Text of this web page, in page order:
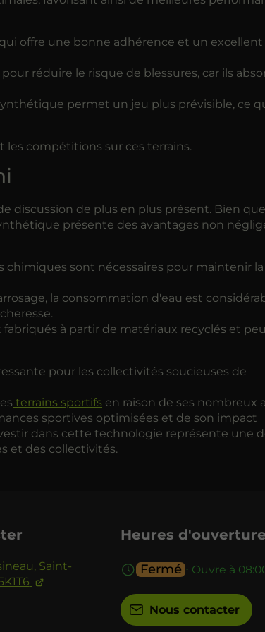
offre une bonne adhérence et un
réduire le risque de blessures, car ils
permet un jeu plus prévisible, ce
les compétitions sur ces terrains.
de plus en plus présent. Bien
présente des avantages non
chimiques sont nécessaires pour maintenir la
la consommation d'eau est
à partir de matériaux recyclés et
pour les collectivités soucieuses de
terrains sportifs en raison de ses nombreux
sportives optimisées et de son impact
dans cette technologie représente une
et des collectivités.
Saint-
Heures d'ouverture
Fermé ⋅ Ouvre à
Nous contacter